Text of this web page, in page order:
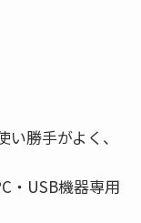
い勝手がよく、
・USB機器専用